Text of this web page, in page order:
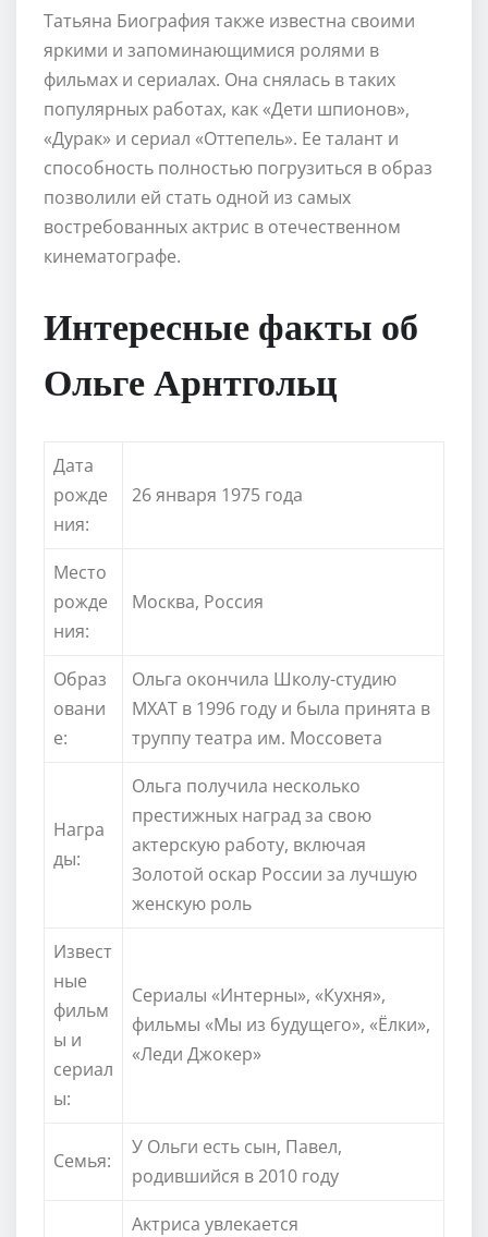
Татьяна Биография также известна своими
яркими и запоминающимися ролями в
фильмах и сериалах. Она снялась в таких
популярных работах, как «Дети шпионов»,
«Дурак» и сериал «Оттепель». Ее талант и
способность полностью погрузиться в образ
позволили ей стать одной из самых
востребованных актрис в отечественном
кинематографе.
Интересные факты об
Ольге Арнтгольц
Дата
рожде
ния:
26 января 1975 года
Место
рожде
ния:
Москва, Россия
Образ
овани
е:
Ольга окончила Школу-студию
МХАТ в 1996 году и была принята в
труппу театра им. Моссовета
Награ
ды:
Ольга получила несколько
престижных наград за свою
актерскую работу, включая
Золотой оскар России за лучшую
женскую роль
Извест
ные
фильм
ы и
сериал
ы:
Сериалы «Интерны», «Кухня»,
фильмы «Мы из будущего», «Ёлки»,
«Леди Джокер»
Семья:
У Ольги есть сын, Павел,
родившийся в 2010 году
Актриса увлекается